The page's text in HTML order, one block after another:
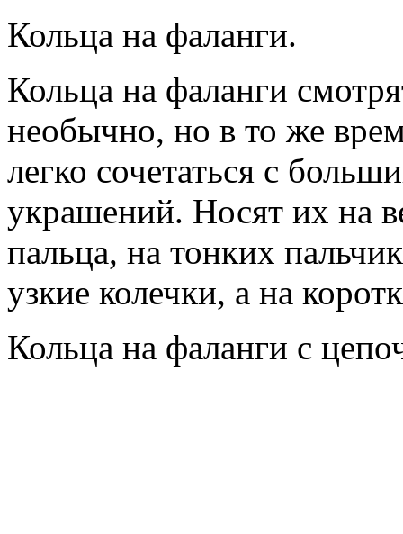
Кольца на фаланги.
Кольца на фаланги
необычно, но в то же
легко сочетаться с
украшений. Носят их на
пальца, на тонких
узкие колечки, а на
Кольца на фаланги с